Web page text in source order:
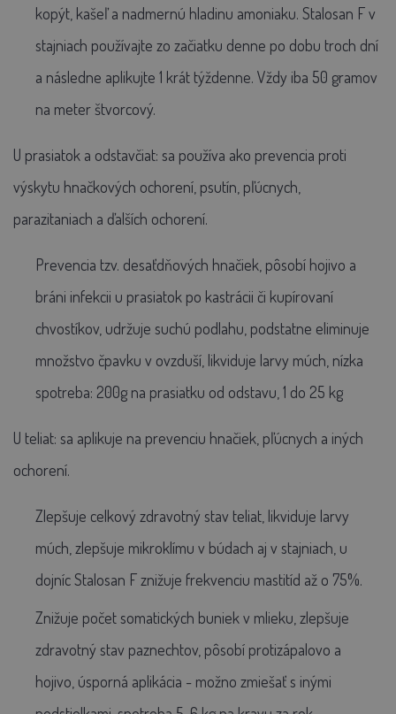
kopýt, kašeľ a nadmernú hladinu amoniaku. Stalosan F v
stajniach používajte zo začiatku denne po dobu troch dní
a následne aplikujte 1 krát týždenne. Vždy iba 50 gramov
na meter štvorcový.
U prasiatok a odstavčiat: sa používa ako prevencia proti
výskytu hnačkových ochorení, psutín, pľúcnych,
parazitaniach a ďalších ochorení.
Prevencia tzv. desaťdňových hnačiek, pôsobí hojivo a
bráni infekcii u prasiatok po kastrácii či kupírovaní
chvostíkov, udržuje suchú podlahu, podstatne eliminuje
množstvo čpavku v ovzduší, likviduje larvy múch, nízka
spotreba: 200g na prasiatku od odstavu, 1 do 25 kg
U teliat: sa aplikuje na prevenciu hnačiek, pľúcnych a iných
ochorení.
Zlepšuje celkový zdravotný stav teliat, likviduje larvy
múch, zlepšuje mikroklímu v búdach aj v stajniach, u
dojníc Stalosan F znižuje frekvenciu mastitíd až o 75%.
Znižuje počet somatických buniek v mlieku, zlepšuje
zdravotný stav paznechtov, pôsobí protizápalovo a
hojivo, úsporná aplikácia - možno zmiešať s inými